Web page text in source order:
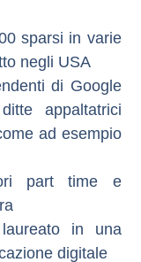
sparsi in varie
negli USA
di Google
appaltatrici
ad esempio
part time e
in una
digitale